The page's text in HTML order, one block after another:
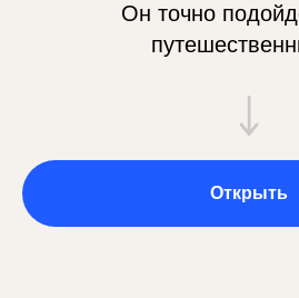
Он точно
Открыть